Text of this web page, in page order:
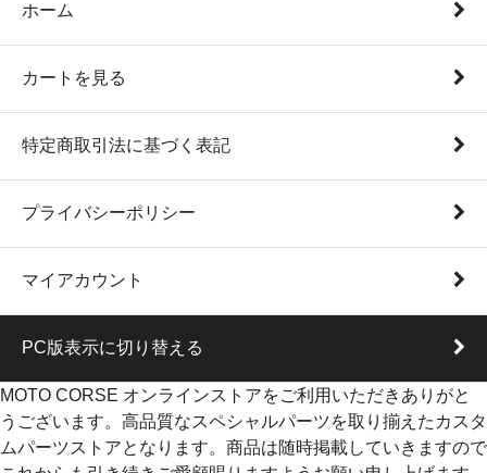
ホーム
カートを見る
特定商取引法に基づく表記
プライバシーポリシー
マイアカウント
PC版表示に切り替える
MOTO CORSE オンラインストアをご利用いただきありがと
うございます。高品質なスペシャルパーツを取り揃えたカスタ
ムパーツストアとなります。商品は随時掲載していきますので